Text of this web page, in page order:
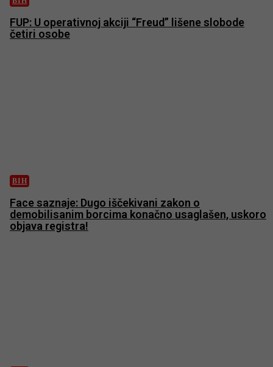
FUP: U operativnoj akciji “Freud” lišene slobode
četiri osobe
BIH
Face saznaje: Dugo iščekivani zakon o
demobilisanim borcima konačno usaglašen, uskoro
objava registra!